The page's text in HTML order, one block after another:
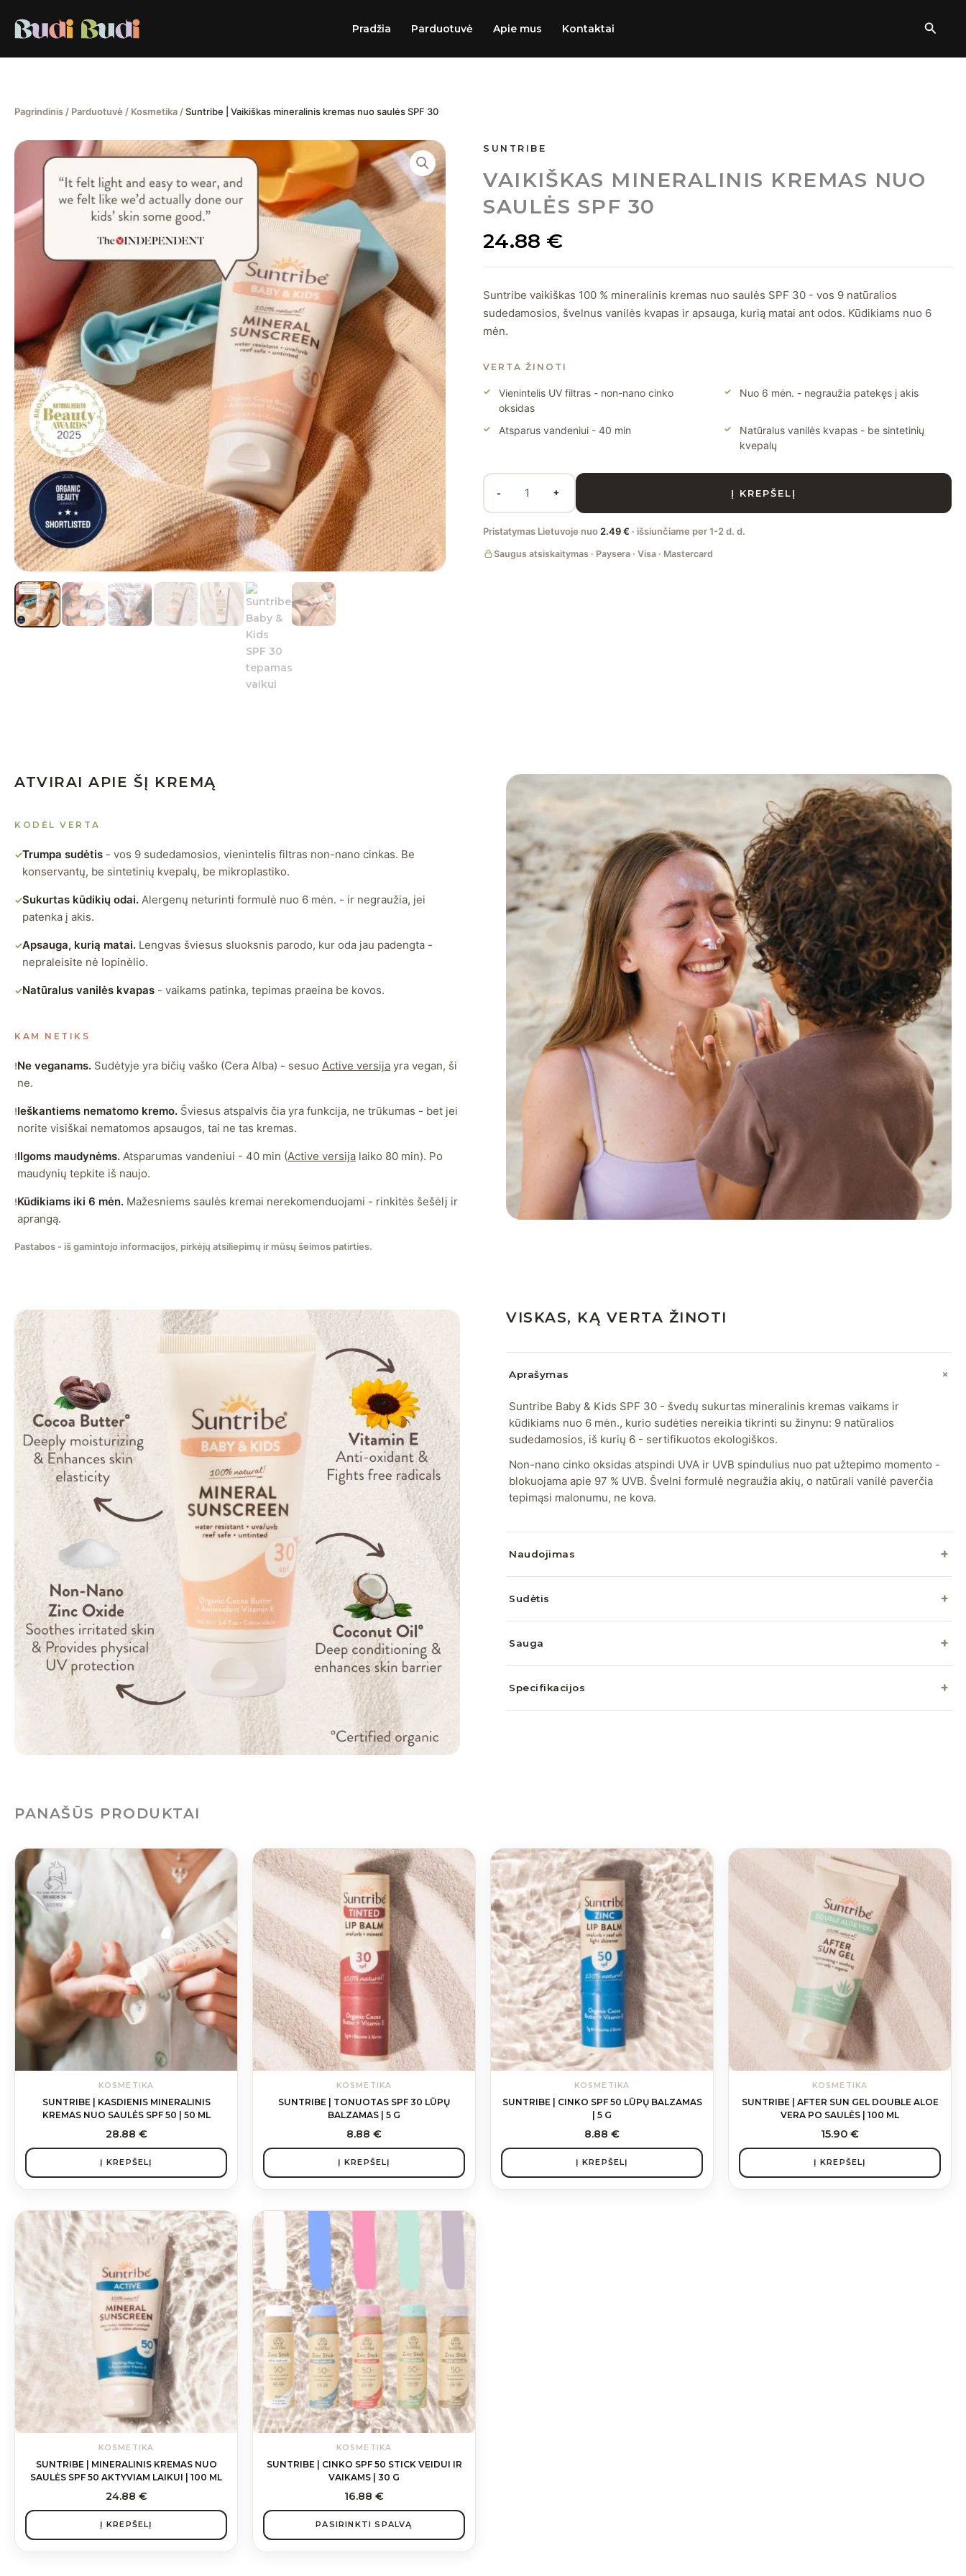
prie
turinio
Pradžia Parduotuvė Apie mus Kontaktai
Pagrindinis / Parduotuvė / Kosmetika /Suntribe | Vaikiškas mineralinis kremas nuo saulės SPF 30
SUNTRIBE
VAIKIŠKAS MINERALINIS KREMAS NUO
SAULĖS SPF 30
24.88 €
Suntribe vaikiškas 100 % mineralinis kremas nuo saulės SPF 30 - vos 9 natūralios
sudedamosios, švelnus vanilės kvapas ir apsauga, kurią matai ant odos. Kūdikiams nuo 6
mėn.
VERTA ŽINOTI
Vienintelis UV filtras - non-nano cinko
oksidas
Nuo 6 mėn. - negraužia patekęs į akis
Atsparus vandeniui - 40 min
Natūralus vanilės kvapas - be sintetinių
kvepalų
-
produkto
Suntribe
Vaikiškas
kremas
nuo
30
100
ml
+ Į KREPŠELĮ
Pristatymas Lietuvoje nuo 2.49 € · išsiunčiame per 1-2 d. d.
Saugus atsiskaitymas · Paysera · Visa · Mastercard
ATVIRAI APIE ŠĮ KREMĄ
KODĖL VERTA
✓Trumpa sudėtis - vos 9 sudedamosios, vienintelis filtras non-nano cinkas. Be
konservantų, be sintetinių kvepalų, be mikroplastiko.
✓Sukurtas kūdikių odai. Alergenų neturinti formulė nuo 6 mėn. - ir negraužia, jei
patenka į akis.
✓Apsauga, kurią matai. Lengvas šviesus sluoksnis parodo, kur oda jau padengta -
nepraleisite nė lopinėlio.
✓Natūralus vanilės kvapas - vaikams patinka, tepimas praeina be kovos.
KAM NETIKS
!Ne veganams. Sudėtyje yra bičių vaško (Cera Alba) - sesuo Active versija yra vegan, ši
ne.
!Ieškantiems nematomo kremo. Šviesus atspalvis čia yra funkcija, ne trūkumas - bet jei
norite visiškai nematomos apsaugos, tai ne tas kremas.
!Ilgoms maudynėms. Atsparumas vandeniui - 40 min (Active versija laiko 80 min). Po
maudynių tepkite iš naujo.
!Kūdikiams iki 6 mėn. Mažesniems saulės kremai nerekomenduojami - rinkitės šešėlį ir
aprangą.
Pastabos - iš gamintojo informacijos, pirkėjų atsiliepimų ir mūsų šeimos patirties.
VISKAS, KĄ VERTA ŽINOTI
Aprašymas
Suntribe Baby & Kids SPF 30 - švedų sukurtas mineralinis kremas vaikams ir
kūdikiams nuo 6 mėn., kurio sudėties nereikia tikrinti su žinynu: 9 natūralios
sudedamosios, iš kurių 6 - sertifikuotos ekologiškos.
Non-nano cinko oksidas atspindi UVA ir UVB spindulius nuo pat užtepimo momento -
blokuojama apie 97 % UVB. Švelni formulė negraužia akių, o natūrali vanilė paverčia
tepimąsi malonumu, ne kova.
Naudojimas
Sudėtis
Sauga
Specifikacijos
PANAŠŪS PRODUKTAI
KOSMETIKA
SUNTRIBE | KASDIENIS MINERALINIS
KREMAS NUO SAULĖS SPF 50 | 50 ML
28.88 €
Į KREPŠELĮ
KOSMETIKA
SUNTRIBE | TONUOTAS SPF 30 LŪPŲ
BALZAMAS | 5 G
8.88 €
Į KREPŠELĮ
KOSMETIKA
SUNTRIBE | CINKO SPF 50 LŪPŲ BALZAMAS
| 5 G
8.88 €
Į KREPŠELĮ
KOSMETIKA
SUNTRIBE | AFTER SUN GEL DOUBLE ALOE
VERA PO SAULĖS | 100 ML
15.90 €
Į KREPŠELĮ
KOSMETIKA
SUNTRIBE | MINERALINIS KREMAS NUO
SAULĖS SPF 50 AKTYVIAM LAIKUI | 100 ML
24.88 €
Į KREPŠELĮ
KOSMETIKA
SUNTRIBE | CINKO SPF 50 STICK VEIDUI IR
VAIKAMS | 30 G
16.88 €
PASIRINKTI SPALVĄ
This
product
has
multiple
variants.
The
options
may
be
chosen
on
the
product
page